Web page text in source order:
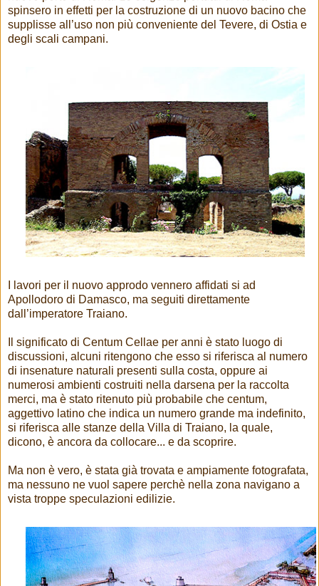
spinsero in effetti per la costruzione di un nuovo bacino che
supplisse all’uso non più conveniente del Tevere, di Ostia e
degli scali campani.
I lavori per il nuovo approdo vennero affidati si ad
Apollodoro di Damasco, ma seguiti direttamente
dall’imperatore Traiano.
Il significato di Centum Cellae per anni è stato luogo di
discussioni, alcuni ritengono che esso si riferisca al numero
di insenature naturali presenti sulla costa, oppure ai
numerosi ambienti costruiti nella darsena per la raccolta
merci, ma è stato ritenuto più probabile che centum,
aggettivo latino che indica un numero grande ma indefinito,
si riferisca alle stanze della Villa di Traiano, la quale,
dicono, è ancora da collocare... e da scoprire.
Ma non è vero, è stata già trovata e ampiamente fotografata,
ma nessuno ne vuol sapere perchè nella zona navigano a
vista troppe speculazioni edilizie.